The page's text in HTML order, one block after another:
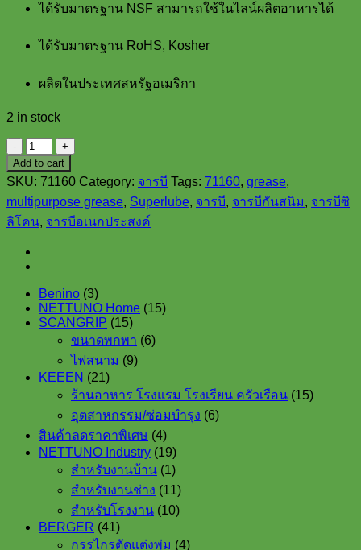
ได้รับมาตรฐาน NSF สามารถใช้ในไลน์ผลิตอาหารได้
ได้รับมาตรฐาน RoHS, Kosher
ผลิตในประเทศสหรัฐอเมริกา
2 in stock
จา
รบี
ขาว
ทน
ความ
ร้อน
และ
แรง
อัด
สูง
Super
High
grease
Extreme
pressure
71160
quantity
Add to cart
SKU: 71160 Category: จารบี Tags: 71160, grease,
multipurpose grease, Superlube, จารบี, จารบีกันสนิม, จารบีซิ
ลิโคน, จารบีอเนกประสงค์
Benino 33
products
NETTUNO Home 1515
SCANGRIP 1515
products
ขนาดพกพา 66
products
ไฟสนาม 99
products
KEEEN 2121
products
ร้านอาหาร โรงแรม โรงเรียน ครัวเรือน 1515
products
อุตสาหกรรม/ซ่อมบำรุง 66
products
สินค้าลดราคาพิเศษ 44
products
NETTUNO Industry 1919
products
สำหรับงานบ้าน 11
product
สำหรับงานช่าง 1111
products
สำหรับโรงงาน 1010
products
BERGER 4141
products
กรรไกรตัดแต่งพุ่ม 44